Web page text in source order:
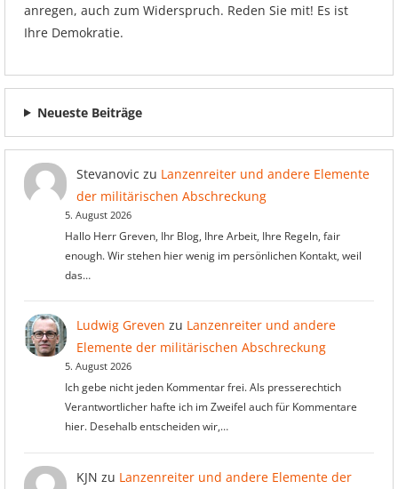
anregen, auch zum Widerspruch. Reden Sie mit! Es ist
Ihre Demokratie.
Neueste Beiträge
Stevanovic zu Lanzenreiter und andere Elemente
der militärischen Abschreckung
5. August 2026
Hallo Herr Greven, Ihr Blog, Ihre Arbeit, Ihre Regeln, fair
enough. Wir stehen hier wenig im persönlichen Kontakt, weil
das…
Ludwig Greven zu Lanzenreiter und andere
Elemente der militärischen Abschreckung
5. August 2026
Ich gebe nicht jeden Kommentar frei. Als presserechtich
Verantwortlicher hafte ich im Zweifel auch für Kommentare
hier. Desehalb entscheiden wir,…
KJN zu Lanzenreiter und andere Elemente der